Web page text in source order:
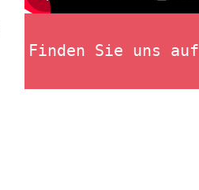
Finden Sie uns auf